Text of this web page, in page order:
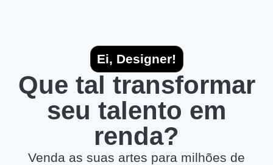
Ei, Designer!
Que tal transformar
seu talento em
renda?
Venda as suas artes para milhões de